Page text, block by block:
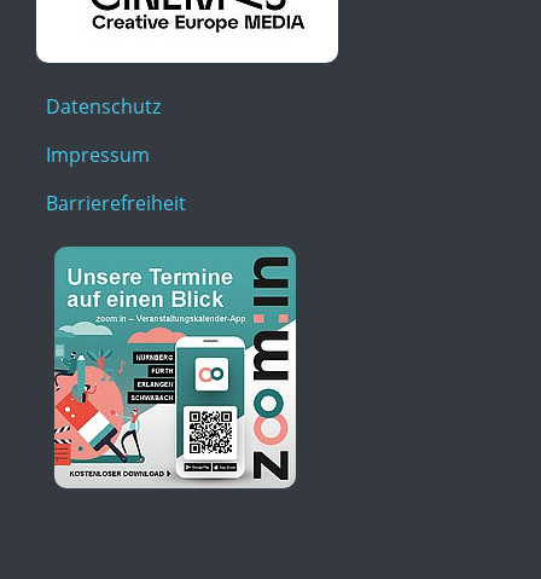
Datenschutz
Impressum
Barrierefreiheit